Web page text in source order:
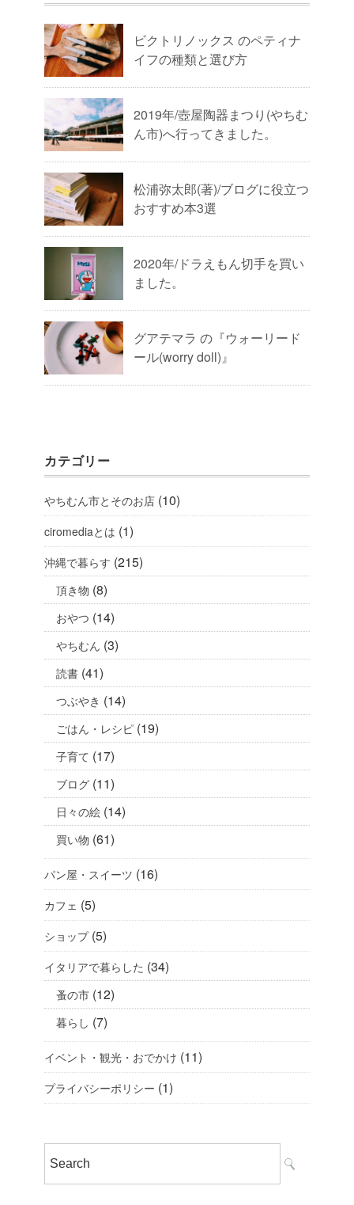
ビクトリノックス のペティナ
イフの種類と選び方
2019年/壺屋陶器まつり(やちむ
ん市)へ行ってきました。
松浦弥太郎(著)/ブログに役立つ
おすすめ本3選
2020年/ドラえもん切手を買い
ました。
グアテマラ の『ウォーリード
ール(worry doll)』
カテゴリー
やちむん市とそのお店 (10)
ciromediaとは (1)
沖縄で暮らす (215)
頂き物 (8)
おやつ (14)
やちむん (3)
読書 (41)
つぶやき (14)
ごはん・レシピ (19)
子育て (17)
ブログ (11)
日々の絵 (14)
買い物 (61)
パン屋・スイーツ (16)
カフェ (5)
ショップ(5)
イタリアで暮らした (34)
蚤の市 (12)
暮らし (7)
イベント・観光・おでかけ (11)
プライバシーポリシー (1)